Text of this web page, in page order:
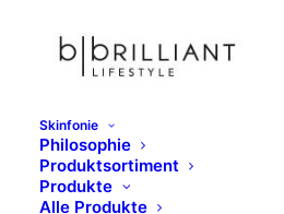
Skinfonie
Philosophie
Produktsortiment
Produkte
Alle Produkte